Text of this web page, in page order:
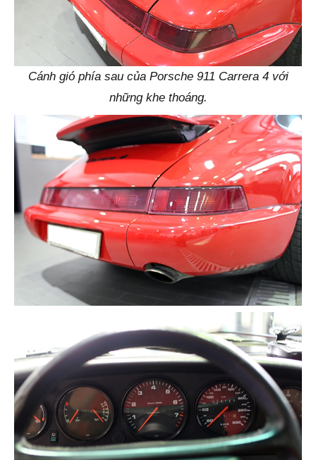
Cánh gió phía sau của Porsche 911 Carrera 4 với
những khe thoáng.